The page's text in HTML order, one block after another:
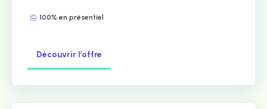
100% en présentiel
Découvrir l’offre